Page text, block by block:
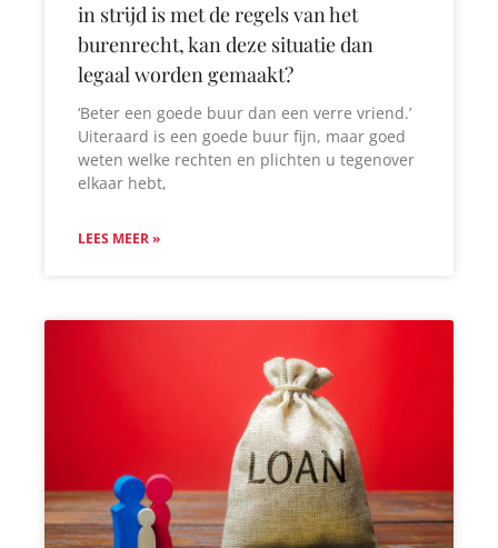
in strijd is met de regels van het
burenrecht, kan deze situatie dan
legaal worden gemaakt?
‘Beter een goede buur dan een verre vriend.’
Uiteraard is een goede buur fijn, maar goed
weten welke rechten en plichten u tegenover
elkaar hebt,
LEES MEER »